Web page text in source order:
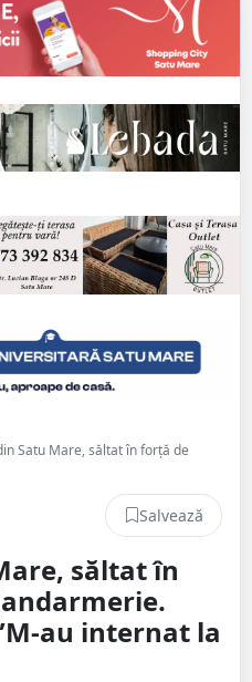
Satu Mare, săltat în forță de
Salvează
săltat în
au internat la